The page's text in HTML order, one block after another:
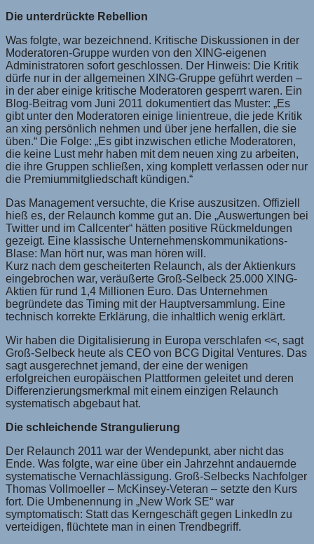
Die unterdrückte Rebellion
Was folgte, war bezeichnend. Kritische Diskussionen in der
Moderatoren-Gruppe wurden von den XING-eigenen
Administratoren sofort geschlossen. Der Hinweis: Die Kritik
dürfe nur in der allgemeinen XING-Gruppe geführt werden –
in der aber einige kritische Moderatoren gesperrt waren. Ein
Blog-Beitrag vom Juni 2011 dokumentiert das Muster: „Es
gibt unter den Moderatoren einige linientreue, die jede Kritik
an xing persönlich nehmen und über jene herfallen, die sie
üben.“ Die Folge: „Es gibt inzwischen etliche Moderatoren,
die keine Lust mehr haben mit dem neuen xing zu arbeiten,
die ihre Gruppen schließen, xing komplett verlassen oder nur
die Premiummitgliedschaft kündigen.“
Das Management versuchte, die Krise auszusitzen. Offiziell
hieß es, der Relaunch komme gut an. Die „Auswertungen bei
Twitter und im Callcenter“ hätten positive Rückmeldungen
gezeigt. Eine klassische Unternehmenskommunikations-
Blase: Man hört nur, was man hören will.
Kurz nach dem gescheiterten Relaunch, als der Aktienkurs
eingebrochen war, veräußerte Groß-Selbeck 25.000 XING-
Aktien für rund 1,4 Millionen Euro. Das Unternehmen
begründete das Timing mit der Hauptversammlung. Eine
technisch korrekte Erklärung, die inhaltlich wenig erklärt.
Wir haben die Digitalisierung in Europa verschlafen <<, sagt
Groß-Selbeck heute als CEO von BCG Digital Ventures. Das
sagt ausgerechnet jemand, der eine der wenigen
erfolgreichen europäischen Plattformen geleitet und deren
Differenzierungsmerkmal mit einem einzigen Relaunch
systematisch abgebaut hat.
Die schleichende Strangulierung
Der Relaunch 2011 war der Wendepunkt, aber nicht das
Ende. Was folgte, war eine über ein Jahrzehnt andauernde
systematische Vernachlässigung. Groß-Selbecks Nachfolger
Thomas Vollmoeller – McKinsey-Veteran – setzte den Kurs
fort. Die Umbenennung in „New Work SE“ war
symptomatisch: Statt das Kerngeschäft gegen LinkedIn zu
verteidigen, flüchtete man in einen Trendbegriff.